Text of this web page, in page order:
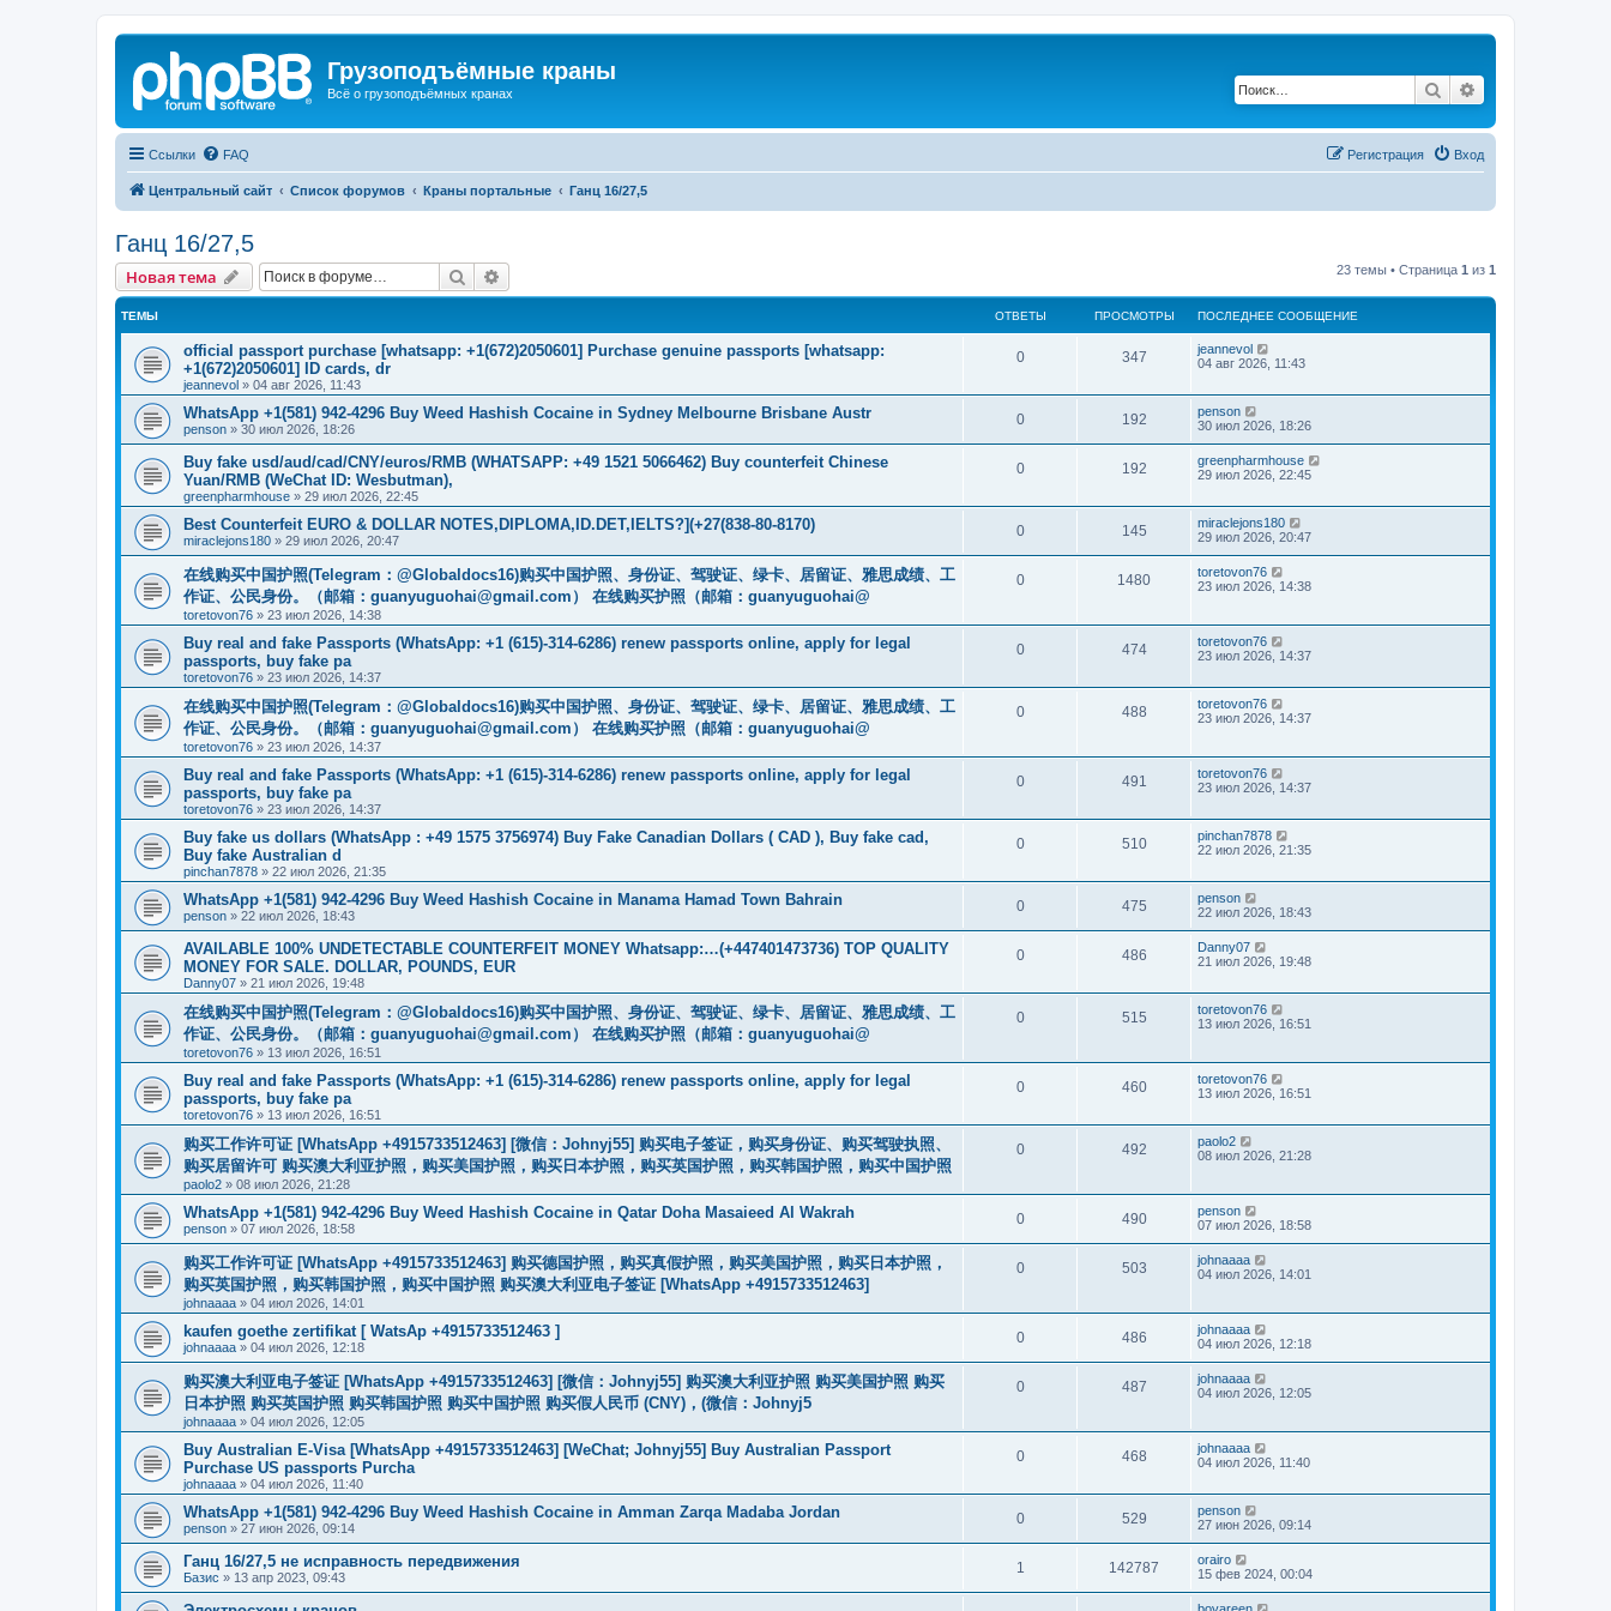
Грузоподъёмные краны
Всё о грузоподъёмных кранах Поиск
Ссылки FAQ Вход
Регистрация
Центральный сайт Список форумов Краны портальные Ганц 16/27,5
Ганц 16/27,5
Новая тема Поиск 23 темы • Страница 1 из 1
ТЕМЫ ОТВЕТЫ ПРОСМОТРЫ ПОСЛЕДНЕЕ СООБЩЕНИЕ
official passport purchase [whatsapp: +1(672)2050601] Purchase genuine passports [whatsapp:
+1(672)2050601] ID cards, dr
jeannevol » 04 авг 2026, 11:43
0 347
jeannevol
04 авг 2026, 11:43
WhatsApp +1(581) 942-4296 Buy Weed Hashish Cocaine in Sydney Melbourne Brisbane Austr
penson » 30 июл 2026, 18:26
0 192
penson
30 июл 2026, 18:26
Buy fake usd/aud/cad/CNY/euros/RMB (WHATSAPP: +49 1521 5066462) Buy counterfeit Chinese
Yuan/RMB (WeChat ID: Wesbutman),
greenpharmhouse » 29 июл 2026, 22:45
0 192
greenpharmhouse
29 июл 2026, 22:45
Best Counterfeit EURO & DOLLAR NOTES,DIPLOMA,ID.DET,IELTS?](+27(838-80-8170)
miraclejons180 » 29 июл 2026, 20:47
0 145
miraclejons180
29 июл 2026, 20:47
在线购买中国护照(Telegram：@Globaldocs16)购买中国护照、身份证、驾驶证、绿卡、居留证、雅思成绩、工
作证、公民身份。（邮箱： guanyuguohai@gmail.com ） 在线购买护照（邮箱：guanyuguohai@
toretovon76 » 23 июл 2026, 14:38
0 1480
toretovon76
23 июл 2026, 14:38
Buy real and fake Passports (WhatsApp: +1 (615)-314-6286) renew passports online, apply for legal
passports, buy fake pa
toretovon76 » 23 июл 2026, 14:37
0 474
toretovon76
23 июл 2026, 14:37
在线购买中国护照(Telegram：@Globaldocs16)购买中国护照、身份证、驾驶证、绿卡、居留证、雅思成绩、工
作证、公民身份。（邮箱： guanyuguohai@gmail.com ） 在线购买护照（邮箱：guanyuguohai@
toretovon76 » 23 июл 2026, 14:37
0 488
toretovon76
23 июл 2026, 14:37
Buy real and fake Passports (WhatsApp: +1 (615)-314-6286) renew passports online, apply for legal
passports, buy fake pa
toretovon76 » 23 июл 2026, 14:37
0 491
toretovon76
23 июл 2026, 14:37
Buy fake us dollars (WhatsApp : +49 1575 3756974) Buy Fake Canadian Dollars ( CAD ), Buy fake cad,
Buy fake Australian d
pinchan7878 » 22 июл 2026, 21:35
0 510
pinchan7878
22 июл 2026, 21:35
WhatsApp +1(581) 942-4296 Buy Weed Hashish Cocaine in Manama Hamad Town Bahrain
penson » 22 июл 2026, 18:43
0 475
penson
22 июл 2026, 18:43
AVAILABLE 100% UNDETECTABLE COUNTERFEIT MONEY Whatsapp:…(+447401473736) TOP QUALITY
MONEY FOR SALE. DOLLAR, POUNDS, EUR
Danny07 » 21 июл 2026, 19:48
0 486
Danny07
21 июл 2026, 19:48
在线购买中国护照(Telegram：@Globaldocs16)购买中国护照、身份证、驾驶证、绿卡、居留证、雅思成绩、工
作证、公民身份。（邮箱： guanyuguohai@gmail.com ） 在线购买护照（邮箱：guanyuguohai@
toretovon76 » 13 июл 2026, 16:51
0 515
toretovon76
13 июл 2026, 16:51
Buy real and fake Passports (WhatsApp: +1 (615)-314-6286) renew passports online, apply for legal
passports, buy fake pa
toretovon76 » 13 июл 2026, 16:51
0 460
toretovon76
13 июл 2026, 16:51
购买工作许可证 [WhatsApp +4915733512463] [微信：Johnyj55] 购买电子签证，购买身份证、购买驾驶执照、
购买居留许可 购买澳大利亚护照，购买美国护照，购买日本护照，购买英国护照，购买韩国护照，购买中国护照
paolo2 » 08 июл 2026, 21:28
0 492
paolo2
08 июл 2026, 21:28
WhatsApp +1(581) 942-4296 Buy Weed Hashish Cocaine in Qatar Doha Masaieed Al Wakrah
penson » 07 июл 2026, 18:58
0 490
penson
07 июл 2026, 18:58
购买工作许可证 [WhatsApp +4915733512463] 购买德国护照，购买真假护照，购买美国护照，购买日本护照，
购买英国护照，购买韩国护照，购买中国护照 购买澳大利亚电子签证 [WhatsApp +4915733512463]
johnaaaa » 04 июл 2026, 14:01
0 503
johnaaaa
04 июл 2026, 14:01
kaufen goethe zertifikat [ WatsAp +4915733512463 ]
johnaaaa » 04 июл 2026, 12:18
0 486
johnaaaa
04 июл 2026, 12:18
购买澳大利亚电子签证 [WhatsApp +4915733512463] [微信：Johnyj55] 购买澳大利亚护照 购买美国护照 购买
日本护照 购买英国护照 购买韩国护照 购买中国护照 购买假人民币 (CNY)，(微信：Johnyj5
johnaaaa » 04 июл 2026, 12:05
0 487
johnaaaa
04 июл 2026, 12:05
Buy Australian E-Visa [WhatsApp +4915733512463] [WeChat; Johnyj55] Buy Australian Passport
Purchase US passports Purcha
johnaaaa » 04 июл 2026, 11:40
0 468
johnaaaa
04 июл 2026, 11:40
WhatsApp +1(581) 942-4296 Buy Weed Hashish Cocaine in Amman Zarqa Madaba Jordan
penson » 27 июн 2026, 09:14
0 529
penson
27 июн 2026, 09:14
Ганц 16/27,5 не исправность передвижения
Базис » 13 апр 2023, 09:43
1 142787
orairo
15 фев 2024, 00:04
boyareen